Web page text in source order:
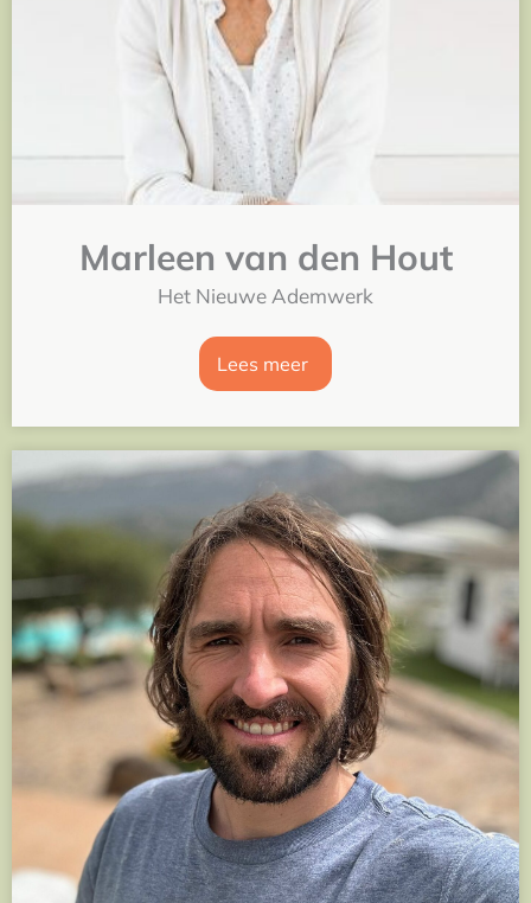
Marleen van den Hout
Het Nieuwe Ademwerk
Lees meer